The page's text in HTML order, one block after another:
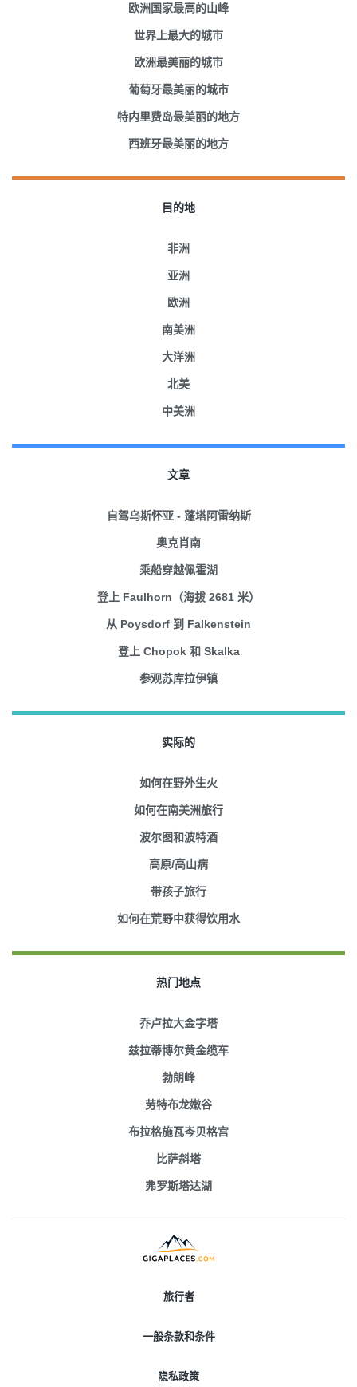
欧洲国家最高的山峰
世界上最大的城市
欧洲最美丽的城市
葡萄牙最美丽的城市
特内里费岛最美丽的地方
西班牙最美丽的地方
目的地
非洲
亚洲
欧洲
南美洲
大洋洲
北美
中美洲
文章
自驾乌斯怀亚 - 蓬塔阿雷纳斯
奥克肖南
乘船穿越佩霍湖
登上 Faulhorn（海拔 2681 米）
从 Poysdorf 到 Falkenstein
登上 Chopok 和 Skalka
参观苏库拉伊镇
实际的
如何在野外生火
如何在南美洲旅行
波尔图和波特酒
高原/高山病
带孩子旅行
如何在荒野中获得饮用水
热门地点
乔卢拉大金字塔
兹拉蒂博尔黄金缆车
勃朗峰
劳特布龙嫩谷
布拉格施瓦岑贝格宫
比萨斜塔
弗罗斯塔达湖
旅行者
一般条款和条件
隐私政策